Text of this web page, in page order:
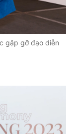
gặp gỡ đạo diễn